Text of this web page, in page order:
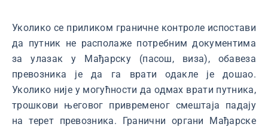
Уколико се приликом граничне контроле испостави
да путник не располаже потребним документима
за улазак у Мађарску (пасош, виза), обавеза
превозника је да га врати одакле је дошао.
Уколико није у могућности да одмах врати путника,
трошкови његовог привременог смештаја падају
на терет превозника. Гранични органи Мађарске